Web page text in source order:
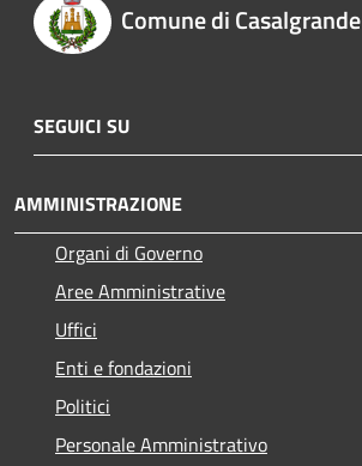
Comune di Casalgrande
SEGUICI SU
AMMINISTRAZIONE
Organi di Governo
Aree Amministrative
Uffici
Enti e fondazioni
Politici
Personale Amministrativo